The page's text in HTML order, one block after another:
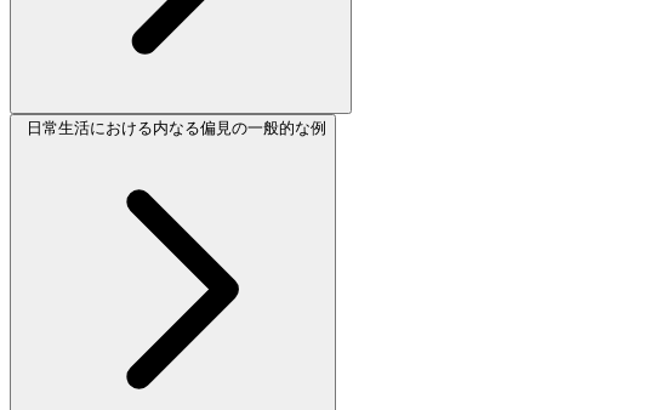
日常生活における内なる偏見の一般的な例